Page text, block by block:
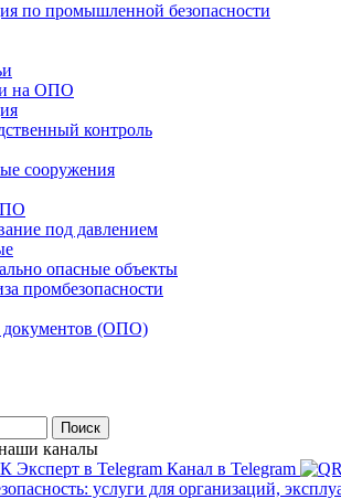
по промышленной безопасности
на ОПО
контроль
сооружения
под давлением
опасные объекты
промбезопасности
документов (ОПО)
Поиск
каналы
Канал в Telegram